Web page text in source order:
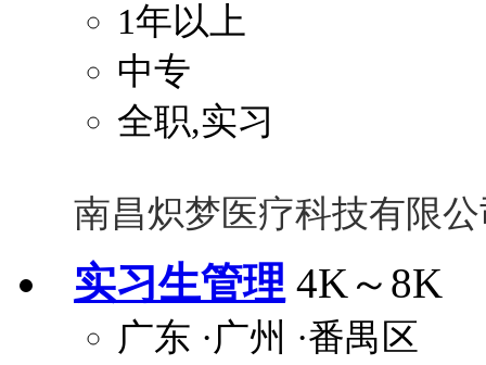
1年以上
中专
全职,实习
南昌炽梦医疗科技有限
实习生管理 4K～8K
广东 ·广州 ·番禺区